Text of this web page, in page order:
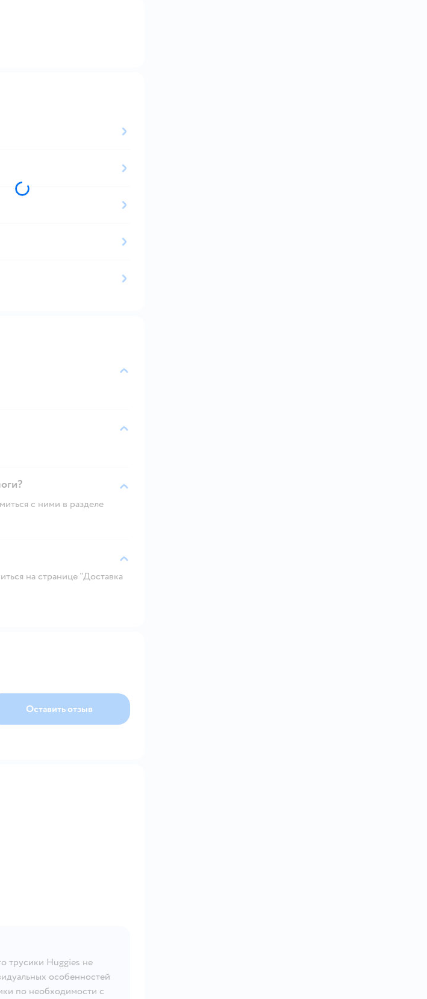
с ними в разделе
на странице "Доставка
Оставить отзыв
трусики Huggies не
особенностей
по необходимости с